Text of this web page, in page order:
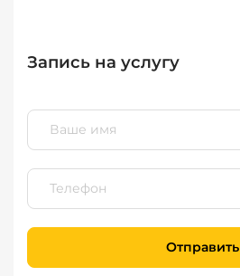
Запись на услугу
Отправить